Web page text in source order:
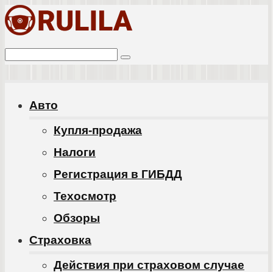
Перейти
контенту
Поиск:
Авто
Купля-продажа
Налоги
Регистрация в ГИБДД
Техосмотр
Обзоры
Cтраховка
Действия при страховом случае